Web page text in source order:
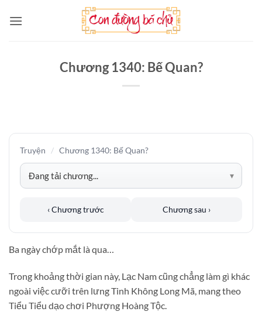
qua
Chương 1340: Bế Quan?
Truyện / Chương 1340: Bế Quan?
‹ Chương trước Chương sau ›
Ba ngày chớp mắt là qua…
Trong khoảng thời gian này, Lạc Nam cũng chẳng làm gì khác
ngoài việc cưỡi trên lưng Tinh Không Long Mã, mang theo
Tiểu Tiểu dạo chơi Phượng Hoàng Tộc.